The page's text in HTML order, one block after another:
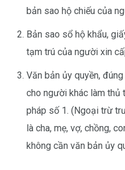
bản sao hộ chiếu của
Bản sao sổ hộ khẩu,
tạm trú của người xin
Văn bản ủy quyền,
cho người khác làm thủ
pháp số 1. (Ngoại trừ
là cha, mẹ, vợ, chồng,
không cần văn bản ủy